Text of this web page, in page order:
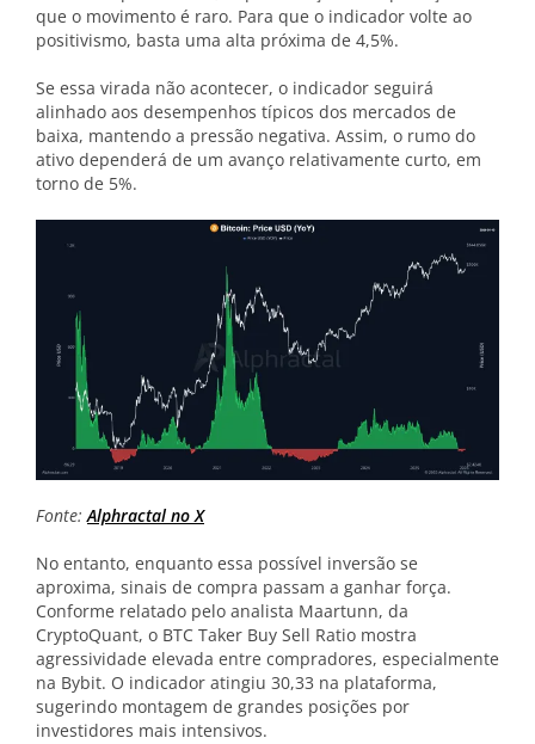
que o movimento é raro. Para que o indicador volte ao
positivismo, basta uma alta próxima de 4,5%.
Se essa virada não acontecer, o indicador seguirá
alinhado aos desempenhos típicos dos mercados de
baixa, mantendo a pressão negativa. Assim, o rumo do
ativo dependerá de um avanço relativamente curto, em
torno de 5%.
Fonte:Alphractal no X
No entanto, enquanto essa possível inversão se
aproxima, sinais de compra passam a ganhar força.
Conforme relatado pelo analista Maartunn, da
CryptoQuant, o BTC Taker Buy Sell Ratio mostra
agressividade elevada entre compradores, especialmente
na Bybit. O indicador atingiu 30,33 na plataforma,
sugerindo montagem de grandes posições por
investidores mais intensivos.